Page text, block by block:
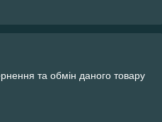
та обмін даного товару